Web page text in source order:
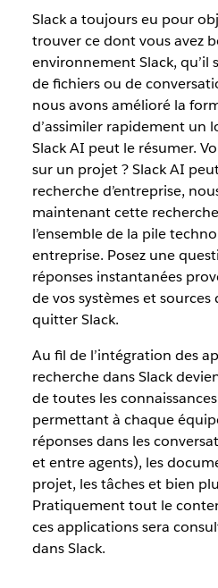
Slack a toujours eu pour
trouver ce dont vous avez
environnement Slack, qu’il
de fichiers ou de
nous avons amélioré la
d’assimiler rapidement un
Slack AI peut le résumer.
sur un projet ? Slack AI
recherche d’entreprise,
maintenant cette
l’ensemble de la pile
entreprise. Posez une
réponses instantanées
de vos systèmes et sources
quitter Slack.
Au fil de l’intégration des
recherche dans Slack
de toutes les
permettant à chaque
réponses dans les
et entre agents), les
projet, les tâches et bien
Pratiquement tout le
ces applications sera
dans Slack.